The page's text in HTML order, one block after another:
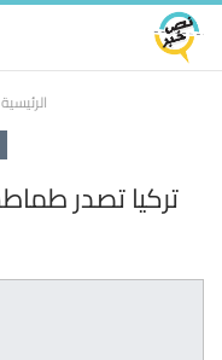
الرئيسية